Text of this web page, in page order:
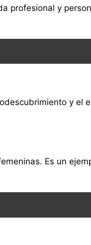
profesional y
y el
Es un